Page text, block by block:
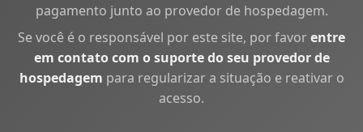
pagamento junto ao provedor de hospedagem.
Se você é o responsável por este site, por favorentre
em contato com o suporte do seu provedor de
hospedagem para regularizar a situação e reativar o
acesso.